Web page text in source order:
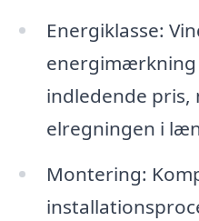
Energiklasse:
energimærkning
indledende pris,
elregningen i
Montering: